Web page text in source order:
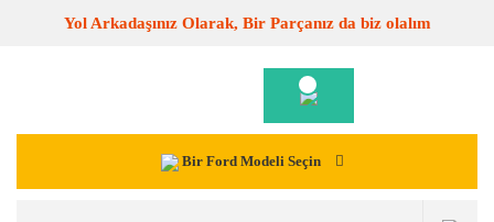
Yol Arkadaşınız Olarak, Bir Parçanız da biz olalım
Bir Ford Modeli Seçin